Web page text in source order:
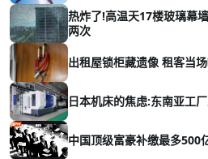
热炸了!高温天17楼玻璃幕
两次
出租屋锁柜藏遗像 租客当
日本机床的焦虑:东南亚工
中国顶级富豪补缴最多500